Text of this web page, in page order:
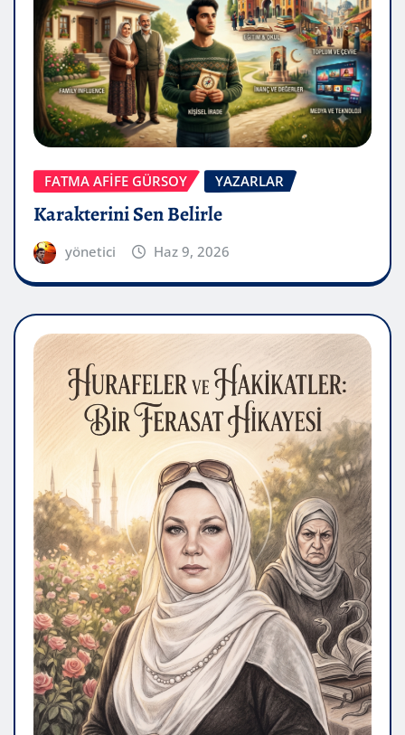
FATMA AFİFE GÜRSOY YAZARLAR
Karakterini Sen Belirle
yönetici Haz 9, 2026